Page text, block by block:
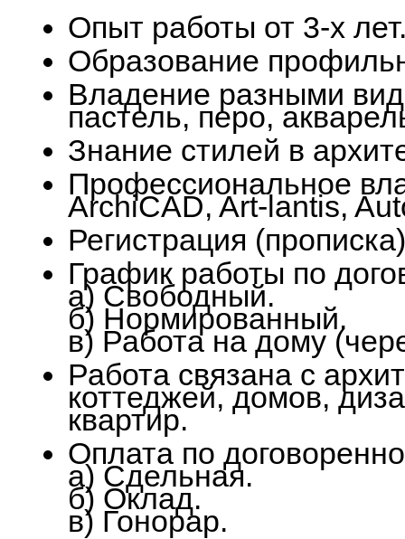
Опыт работы от 3-х
Образование
Владение разными
пастель, перо,
Знание стилей в
Профессиональное
ArchiCAD, Art-lantis,
Регистрация
График работы по
а) Свободный.
б) Нормированный.
в) Работа на дому
Работа связана с
коттеджей, домов,
квартир.
Оплата по
а) Сдельная.
б) Оклад.
в) Гонорар.